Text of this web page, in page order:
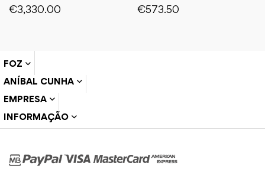
€3,330.00 €573.50
FOZ
ANÍBAL CUNHA
EMPRESA
INFORMAÇÃO